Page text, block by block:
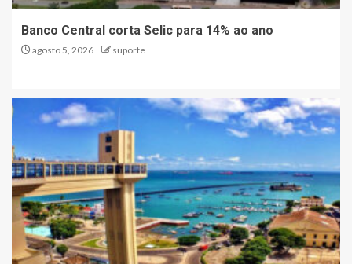
Banco Central corta Selic para 14% ao ano
agosto 5, 2026 suporte